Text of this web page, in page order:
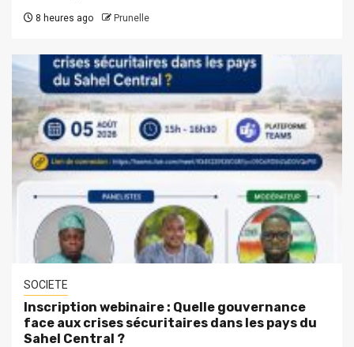
8 heures ago Prunelle
SOCIETE
Inscription webinaire : Quelle gouvernance
face aux crises sécuritaires dans les pays du
Sahel Central ?